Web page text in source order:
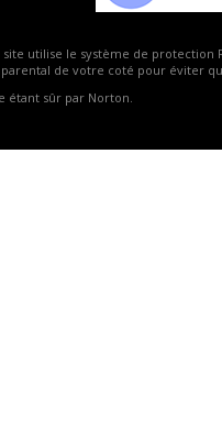
utilise le système de protection
de votre coté pour éviter
étant sûr par Norton.